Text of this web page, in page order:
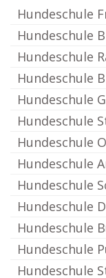
Hundeschule
Hundeschule
Hundeschule
Hundeschule
Hundeschule
Hundeschule
Hundeschule
Hundeschule
Hundeschule
Hundeschule
Hundeschule
Hundeschule
Hundeschule